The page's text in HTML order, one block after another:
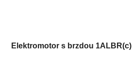
Elektromotor s brzdou 1ALBR(c)